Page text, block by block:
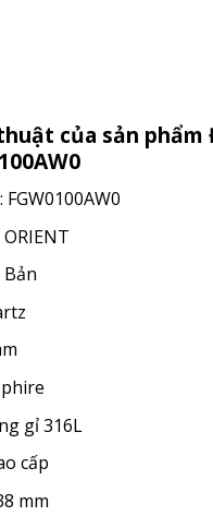
của sản phẩm
gỉ 316L
cấp
mm